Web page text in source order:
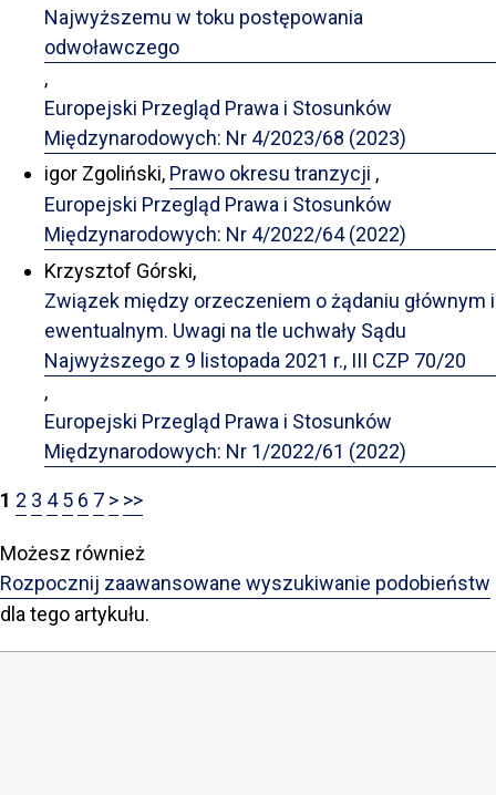
Najwyższemu w toku postępowania
odwoławczego
,
Europejski Przegląd Prawa i Stosunków
Międzynarodowych: Nr 4/2023/68 (2023)
igor Zgoliński, Prawo okresu tranzycji ,
Europejski Przegląd Prawa i Stosunków
Międzynarodowych: Nr 4/2022/64 (2022)
Krzysztof Górski,
Związek między orzeczeniem o żądaniu głównym i
ewentualnym. Uwagi na tle uchwały Sądu
Najwyższego z 9 listopada 2021 r., III CZP 70/20
,
Europejski Przegląd Prawa i Stosunków
Międzynarodowych: Nr 1/2022/61 (2022)
1 2 3 4 5 6 7 > >>
Możesz również
Rozpocznij zaawansowane wyszukiwanie podobieństw
dla tego artykułu.